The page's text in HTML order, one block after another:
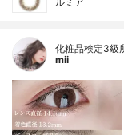
化粧品検定3級
mii